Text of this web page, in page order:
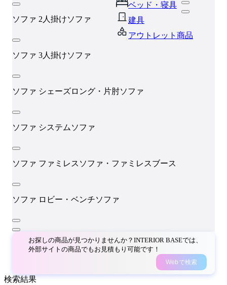
ベッド・寝具
建具
アウトレット商品
ソファ 2人掛けソファ
ソファ 3人掛けソファ
ソファ シェーズロング・片肘ソファ
ソファ システムソファ
ソファ ファミレスソファ・ファミレスブース
ソファ ロビー・ベンチソファ
お探しの商品が見つかりませんか？INTERIOR BASEでは、
外部サイトの商品でもお見積もり可能です！
Webで検索
検索結果